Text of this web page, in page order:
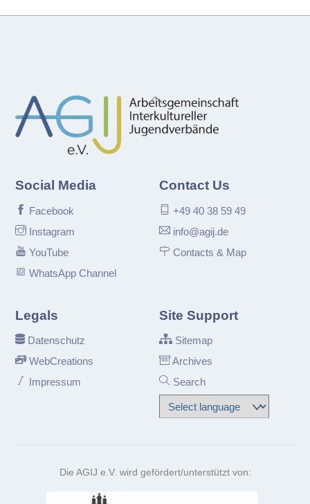
Back
To
Top
Social Media
Facebook
Instagram
YouTube
WhatsApp Channel
Contact Us
+49 40 38 59 49
info@agij.de
Contacts & Map
Legals
Datenschutz
WebCreations
Impressum
Site Support
Sitemap
Archives
Search
Die AGIJ e.V. wird gefördert/unterstützt von: